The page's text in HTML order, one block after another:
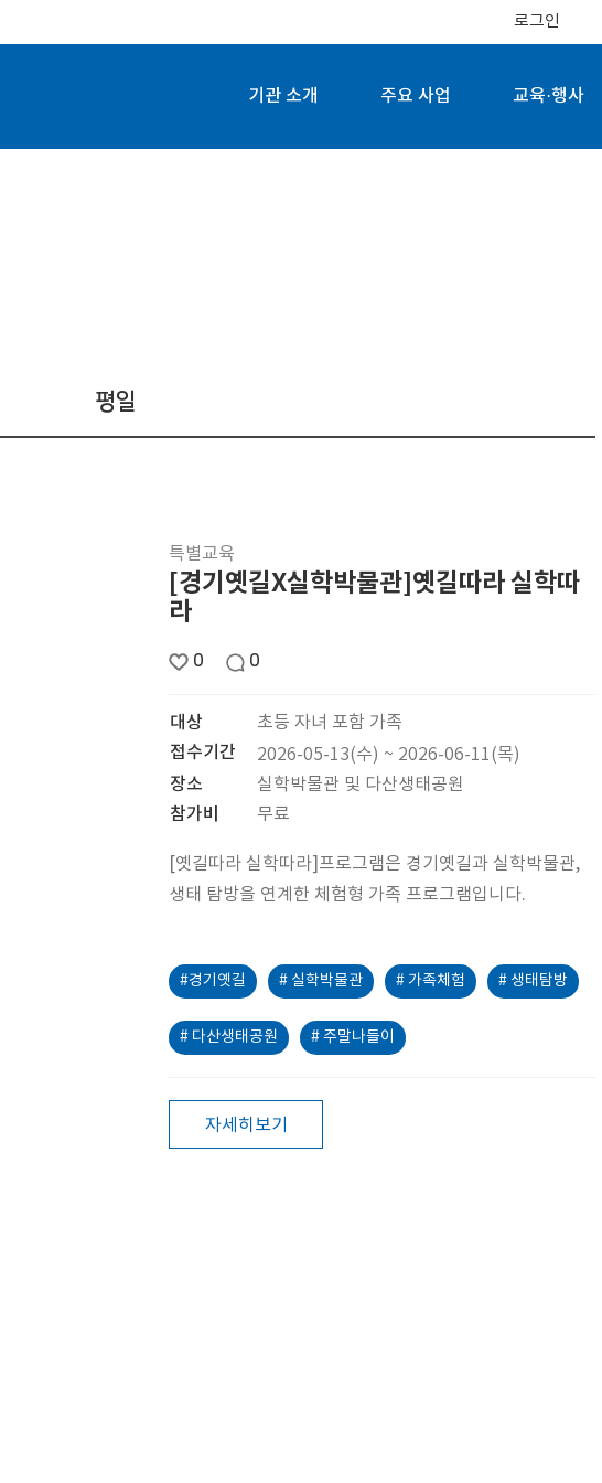
로그인
기관 소개 주요 사업 교육·행사
평일
특별교육
[경기옛길X실학박물관]옛길따라 실학따
라
0 0
대상
초등 자녀 포함 가족
접수기간
2026-05-13(수) ~ 2026-06-11(목)
장소
실학박물관 및 다산생태공원
참가비
무료
[옛길따라 실학따라]프로그램은 경기옛길과 실학박물관,
생태 탐방을 연계한 체험형 가족 프로그램입니다.
#경기옛길 # 실학박물관 # 가족체험 # 생태탐방
# 다산생태공원 # 주말나들이
자세히보기